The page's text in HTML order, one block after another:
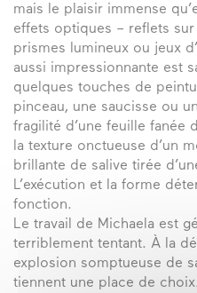
mais le plaisir immense
effets optiques – reflets
prismes lumineux ou jeux
aussi impressionnante est
quelques touches de
pinceau, une saucisse ou
fragilité d’une feuille fanée
la texture onctueuse d’un
brillante de salive tirée
L’exécution et la forme
fonction.
Le travail de Michaela est
terriblement tentant. À la
explosion somptueuse de
tiennent une place de